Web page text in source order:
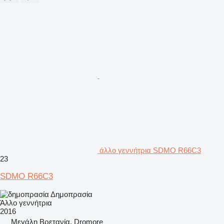
άλλο γεννήτρια SDMO R66C3
23
SDMO R66C3
Δημοπρασία
Άλλο γεννήτρια
2016
Μεγάλη Βρετανία, Dromore